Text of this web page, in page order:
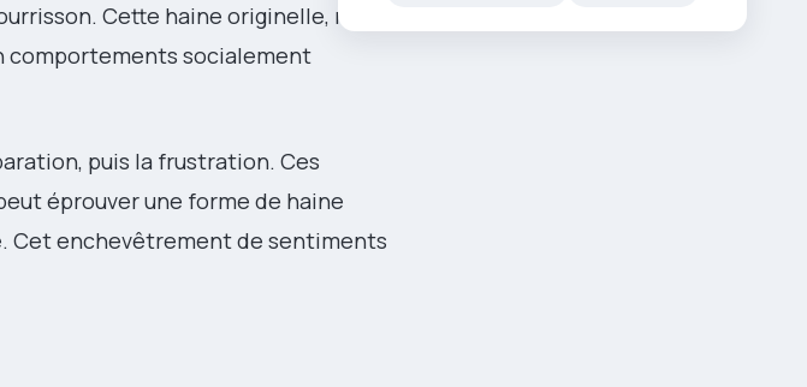
Cette haine originelle, non
comportements socialement
puis la frustration. Ces
éprouver une forme de haine
Cet enchevêtrement de sentiments